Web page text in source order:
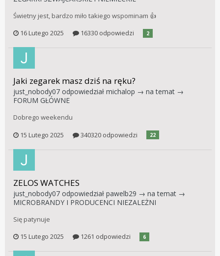
Świetny jest, bardzo miło takiego wspominam 👍
16 Lutego 2025
16330 odpowiedzi 2
Jaki zegarek masz dziś na ręku?
just_nobody07 odpowiedział michalop → na temat →
FORUM GŁÓWNE
Dobrego weekendu
15 Lutego 2025
340320 odpowiedzi 22
ZELOS WATCHES
just_nobody07 odpowiedział pawelb29 → na temat →
MICROBRANDY I PRODUCENCI NIEZALEŻNI
Się patynuje
15 Lutego 2025
1261 odpowiedzi 6